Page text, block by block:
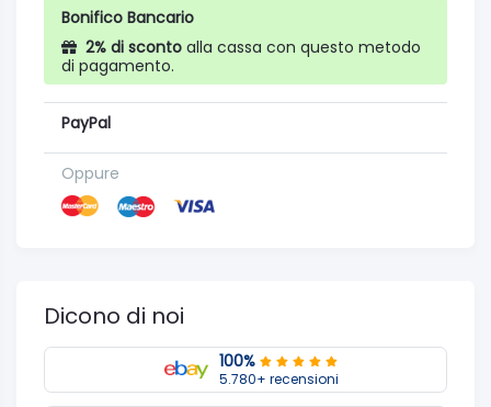
Bonifico Bancario
2% di sconto alla cassa con questo metodo
di pagamento.
PayPal
Oppure
Dicono di noi
100%
5.780+ recensioni